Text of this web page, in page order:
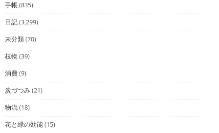
手帳(835)
日記(3,299)
未分類(70)
枝物 (39)
消費(9)
炭づつみ(21)
物流(18)
花と緑の効能(15)